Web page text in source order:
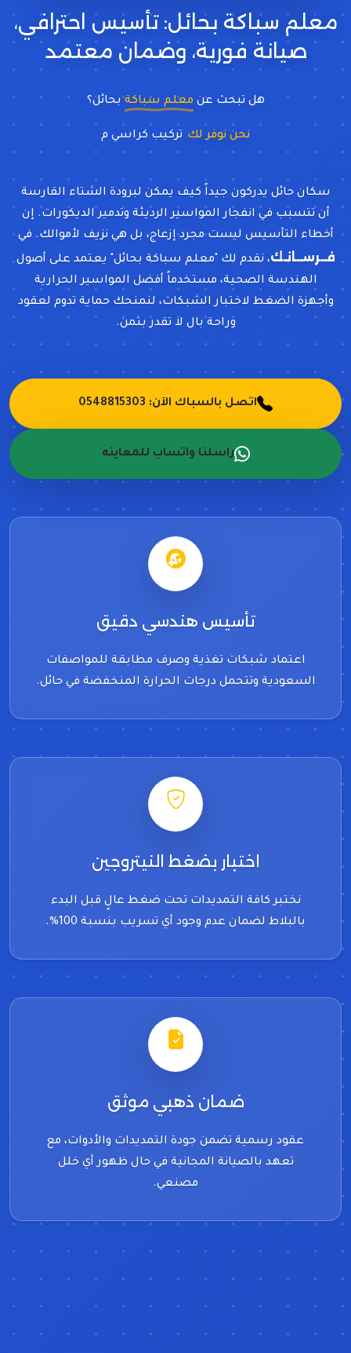
معلم سباكة بحائل: تأسيس احترافي،
صيانة فورية، وضمان معتمد
هل تبحث عن معلم سباكةبحائل؟
نحن نوفر لك تركيب كراسي معلقة وشاور مخ
سكان حائل يدركون جيداً كيف يمكن لبرودة الشتاء القارسة
أن تتسبب في انفجار المواسير الرديئة وتدمير الديكورات. إن
أخطاء التأسيس ليست مجرد إزعاج، بل هي نزيف لأموالك. في
فــرســانـك، نقدم لك "معلم سباكة بحائل" يعتمد على أصول
الهندسة الصحية، مستخدماً أفضل المواسير الحرارية
وأجهزة الضغط لاختبار الشبكات، لنمنحك حماية تدوم لعقود
وراحة بال لا تقدر بثمن.
اتصل بالسباك الآن: 0548815303
راسلنا واتساب للمعاينه
تأسيس هندسي دقيق
اعتماد شبكات تغذية وصرف مطابقة للمواصفات
السعودية وتتحمل درجات الحرارة المنخفضة في حائل.
اختبار بضغط النيتروجين
نختبر كافة التمديدات تحت ضغط عالٍ قبل البدء
بالبلاط لضمان عدم وجود أي تسريب بنسبة 100%.
ضمان ذهبي موثق
عقود رسمية تضمن جودة التمديدات والأدوات، مع
تعهد بالصيانة المجانية في حال ظهور أي خلل
مصنعي.